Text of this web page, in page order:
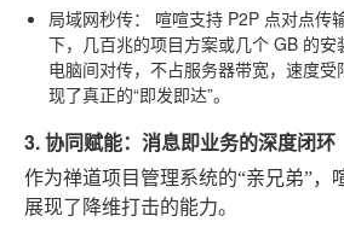
局域网秒传： 喧喧支持 P2P 点对点传
下，几百兆的项目方案或几个 GB 的
电脑间对传，不占服务器带宽，速度
现了真正的“即发即达”。
3. 协同赋能：消息即业务的深度闭环
作为禅道项目管理系统的“亲兄弟”，
展现了降维打击的能力。